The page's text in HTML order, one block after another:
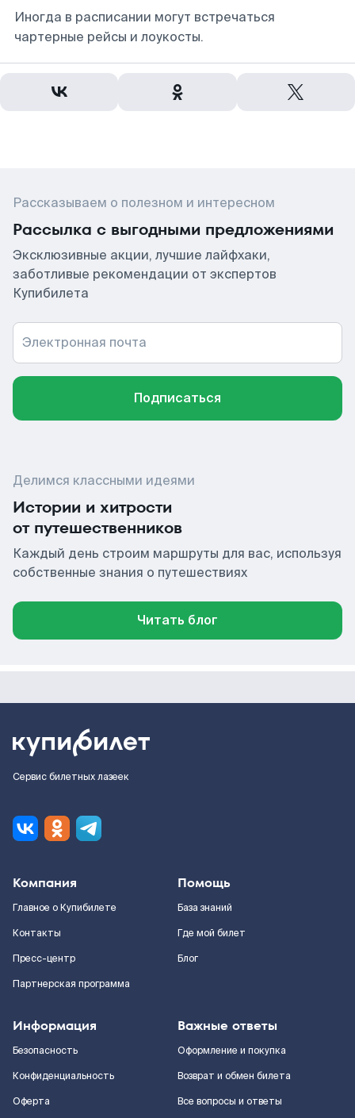
Иногда в расписании могут встречаться
чартерные рейсы и лоукосты.
Рассказываем о полезном и интересном
Рассылка с выгодными предложениями
Эксклюзивные акции, лучшие лайфхаки,
заботливые рекомендации от экспертов
Купибилета
Электронная почта
Подписаться
Делимся классными идеями
Истории и хитрости
от путешественников
Каждый день строим маршруты для вас, используя
собственные знания о путешествиях
Читать блог
Сервис билетных лазеек
Компания
Главное о Купибилете
Контакты
Пресс-центр
Партнерская программа
Помощь
База знаний
Где мой билет
Блог
Информация
Безопасность
Конфиденциальность
Оферта
Важные ответы
Оформление и покупка
Возврат и обмен билета
Все вопросы и ответы